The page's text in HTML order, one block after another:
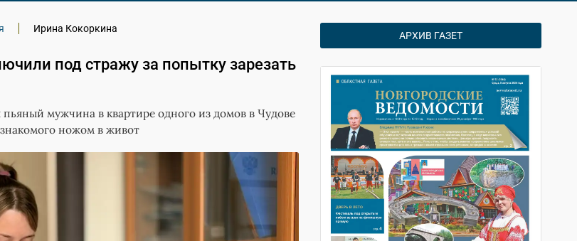
Ирина Кокоркина
под стражу за попытку зарезать
пьяный мужчина в квартире одного из домов в Чудове
ножом в живот
АРХИВ ГАЗЕТ